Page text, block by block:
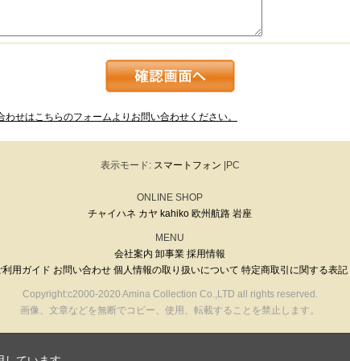
せはこちらのフォームよりお問い合わせください。
表示モード: スマートフォン |PC
ONLINE SHOP
チャイハネ カヤ kahiko 欧州航路 岩座
MENU
会社案内 卸事業 採用情報
利用ガイド お問い合わせ 個人情報の取り扱いについて 特定商取引に関する表記
Copyright:c2000-2020 Amina Collection Co.,LTD all rights reserved.
画像、文章などを無断でコピー、使用、転載することを禁止します。